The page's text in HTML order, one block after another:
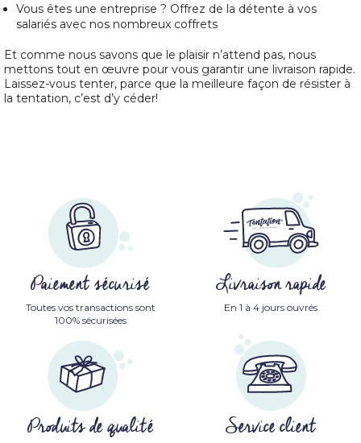
Vous êtes une entreprise ? Offrez de la détente à vos
salariés avec nos nombreux coffrets
Et comme nous savons que le plaisir n’attend pas, nous
mettons tout en œuvre pour vous garantir une livraison rapide.
Laissez-vous tenter, parce que la meilleure façon de résister à
la tentation, c’est d’y céder!
Paiement sécurisé
Toutes vos transactions sont
100% sécurisées
Livraison rapide
En 1 à 4 jours ouvrés
Produits de qualité Service client